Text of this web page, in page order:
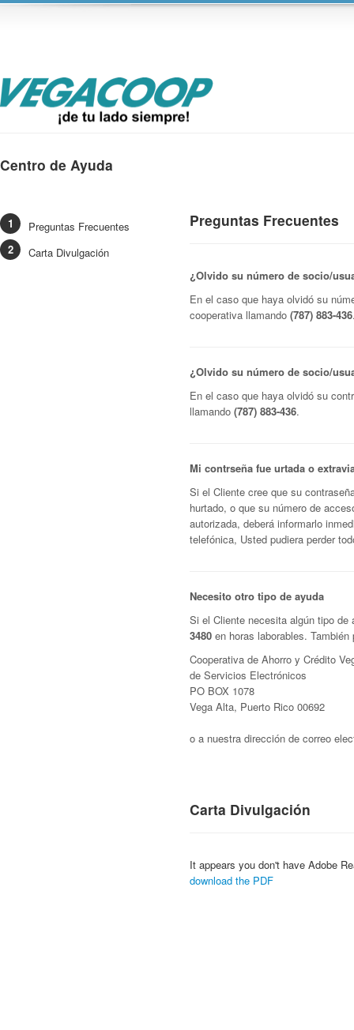
Centro de Ayuda
Preguntas Frecuentes
Carta Divulgación
Preguntas Frecuentes
¿Olvido su número de socio/
En el caso que haya olvidó su
cooperativa llamando (787) 883-436
¿Olvido su número de socio/
En el caso que haya olvidó su
llamando (787) 883-436.
Mi contrseña fue urtada o
Si el Cliente cree que su
hurtado, o que su número de
autorizada, deberá informarlo
telefónica, Usted pudiera perder
Necesito otro tipo de ayuda
Si el Cliente necesita algún tipo
3480 en horas laborables.
Cooperativa de Ahorro y Crédito
de Servicios Electrónicos
PO BOX 1078
Vega Alta, Puerto Rico 00692
o a nuestra dirección de correo
Carta Divulgación
It appears you don't have Adobe
download the PDF